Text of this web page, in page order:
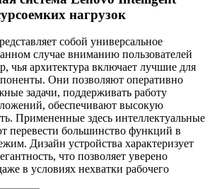
нагрузок
собой универсальное
случае вниманию пользователей
чья архитектура включает лучшие для
Они позволяют оперативно
задачи, поддерживать работу
обеспечивают высокую
Примененные здесь интеллектуальные
перевести большинство функций в
Дизайн устройства характеризует
что позволяет уверено
в условиях нехватки рабочего